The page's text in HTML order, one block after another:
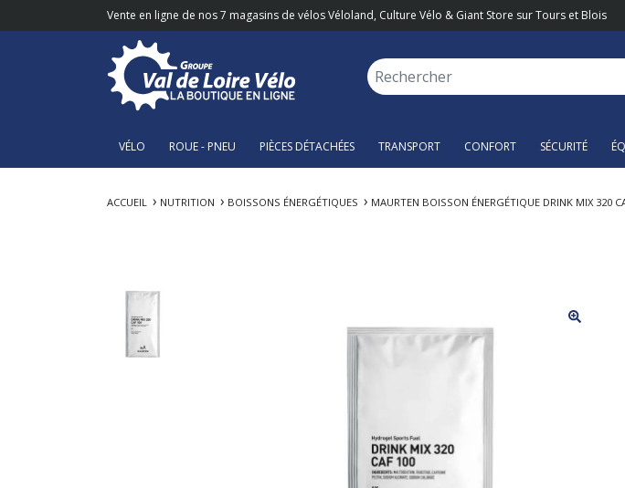
Vente en ligne de nos 7 magasins de vélos Véloland, Culture Vélo & Giant Store sur Tours et Blois
VÉLO ROUE - PNEU PIÈCES DÉTACHÉES TRANSPORT CONFORT SÉCURITÉ
ACCUEIL NUTRITION BOISSONS ÉNERGÉTIQUES MAURTEN BOISSON ÉNERGÉTIQUE DRINK MIX 320